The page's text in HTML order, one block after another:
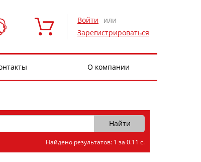
Войти
или
Зарегистрироваться
О компании
Найдено результатов: 1 за 0.11 с.